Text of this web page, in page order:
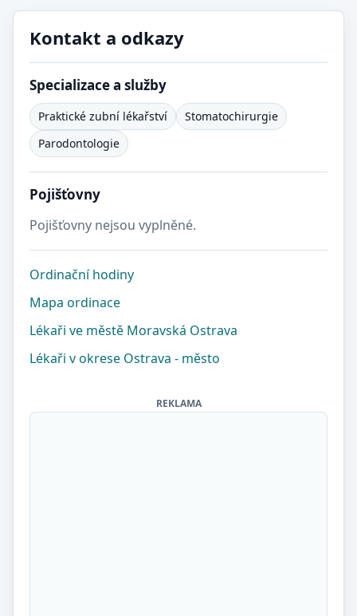
Kontakt a odkazy
Specializace a služby
Praktické zubní lékařství
Stomatochirurgie
Parodontologie
Pojišťovny
Pojišťovny nejsou vyplněné.
Ordinační hodiny
Mapa ordinace
Lékaři ve městě Moravská Ostrava
Lékaři v okrese Ostrava - město
REKLAMA